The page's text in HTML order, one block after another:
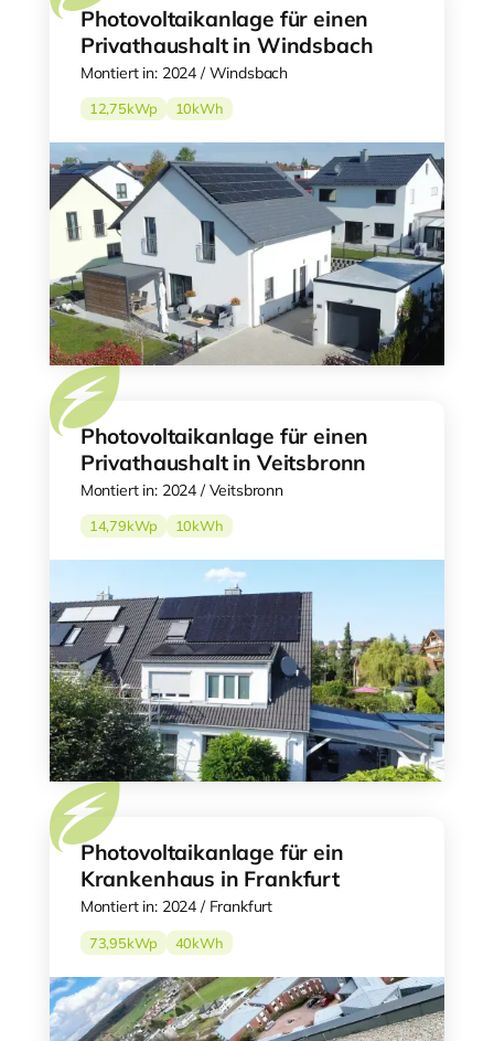
Photovoltaikanlage für einen
Privathaushalt in Windsbach
Montiert in: 2024 / Windsbach
12,75kWp 10kWh
Photovoltaikanlage für einen
Privathaushalt in Veitsbronn
Montiert in: 2024 / Veitsbronn
14,79kWp 10kWh
Photovoltaikanlage für ein
Krankenhaus in Frankfurt
Montiert in: 2024 / Frankfurt
73,95kWp 40kWh